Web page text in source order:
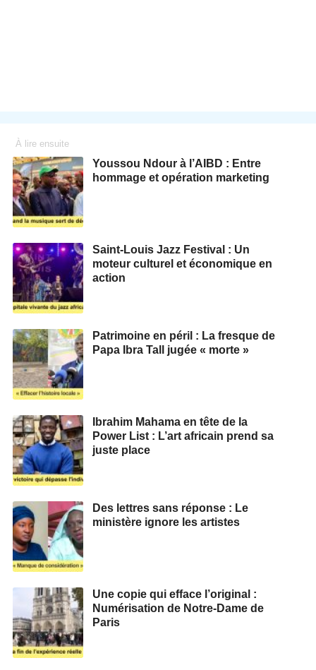
À lire ensuite
Youssou Ndour à l’AIBD : Entre
hommage et opération marketing
Saint-Louis Jazz Festival : Un
moteur culturel et économique en
action
Patrimoine en péril : La fresque de
Papa Ibra Tall jugée « morte »
Ibrahim Mahama en tête de la
Power List : L’art africain prend sa
juste place
Des lettres sans réponse : Le
ministère ignore les artistes
Une copie qui efface l’original :
Numérisation de Notre-Dame de
Paris